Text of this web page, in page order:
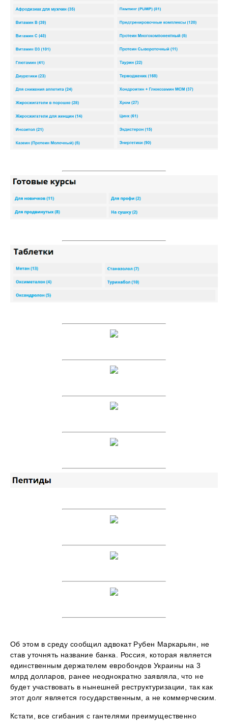
Об этом в среду сообщил адвокат Рубен Маркарьян, не
став уточнять название банка. Россия, которая является
единственным держателем евробондов Украины на 3
млрд долларов, ранее неоднократно заявляла, что не
будет участвовать в нынешней реструктуризации, так как
этот долг является государственным, а не коммерческим.
Кстати, все сгибания с гантелями преимущественно